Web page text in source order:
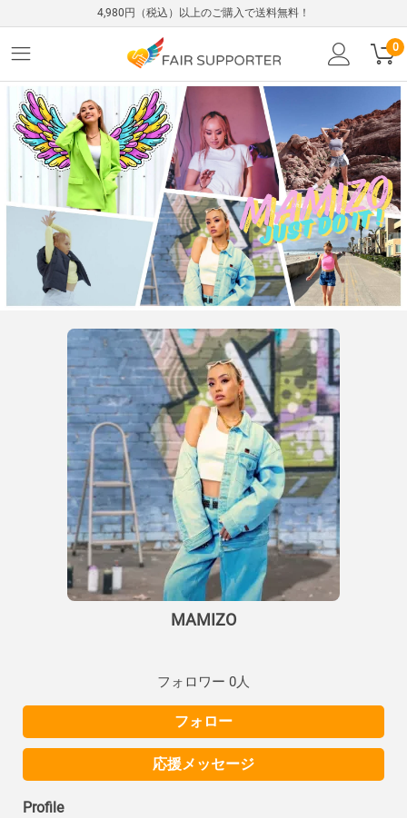
4,980円（税込）以上のご購入で送料無料！
0
MAMIZO
フォロワー 0人
フォロー
応援メッセージ
Profile